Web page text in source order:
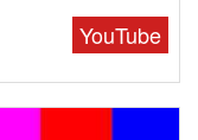
YouTube